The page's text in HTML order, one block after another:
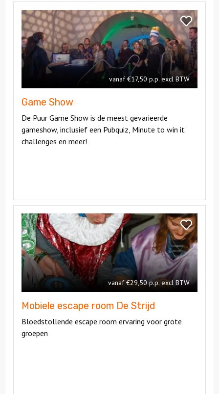
Bekijk
Game
Show
vanaf €17,50 p.p. excl BTW
Game Show
De Puur Game Show is de meest gevarieerde
gameshow, inclusief een Pubquiz, Minute to win it
challenges en meer!
Game
Show
Bekijk
Mobiele
escape
room
De
Strijd
vanaf €29,50 p.p. excl BTW
Mobiele escape room De Strijd
Bloedstollende escape room ervaring voor grote
groepen
Mobiele
escape
room
De
Strijd